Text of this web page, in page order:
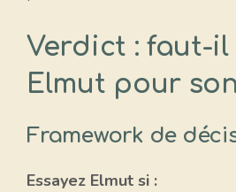
Verdict : faut-il
Elmut pour
Framework de
Essayez Elmut si :